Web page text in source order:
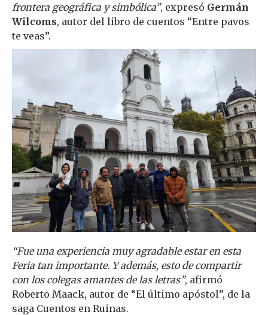
frontera geográfica y simbólica”, expresó Germán
Wilcoms, autor del libro de cuentos “Entre pavos
te veas”.
“Fue una experiencia muy agradable estar en esta
Feria tan importante. Y además, esto de compartir
con los colegas amantes de las letras”, afirmó
Roberto Maack, autor de “El último apóstol”, de la
saga Cuentos en Ruinas.